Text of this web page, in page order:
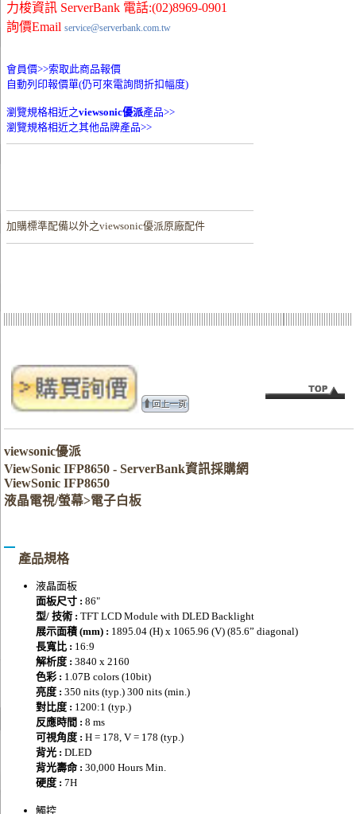
力梭資訊 ServerBank 電話:(02)8969-0901
詢價Email service@serverbank.com.tw
會員價>>索取此商品報價
自動列印報價單(仍可來電詢問折扣幅度)
瀏覽規格相近之viewsonic優派產品>>
瀏覽規格相近之其他品牌產品>>
加購標準配備以外之viewsonic優派原廠配件
viewsonic優派
ViewSonic IFP8650 - ServerBank資訊採購網
ViewSonic IFP8650
液晶電視/螢幕>電子白板
產品規格
液晶面板
面板尺寸 : 86"
型/ 技術 : TFT LCD Module with DLED Backlight
展示面積 (mm) : 1895.04 (H) x 1065.96 (V) (85.6” diagonal)
長寬比 : 16:9
解析度 : 3840 x 2160
色彩 : 1.07B colors (10bit)
亮度 : 350 nits (typ.) 300 nits (min.)
對比度 : 1200:1 (typ.)
反應時間 : 8 ms
可視角度 : H = 178, V = 178 (typ.)
背光 : DLED
背光壽命 : 30,000 Hours Min.
硬度 : 7H
觸控